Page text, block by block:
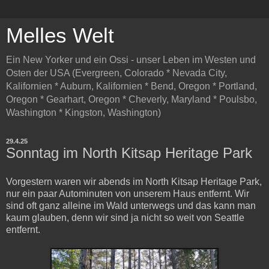
Melles Welt
Ein New Yorker und ein Ossi - unser Leben im Westen und
Osten der USA (Evergreen, Colorado * Nevada City,
Kalifornien * Auburn, Kalifornien * Bend, Oregon * Portland,
Oregon * Gearhart, Oregon * Cheverly, Maryland * Poulsbo,
Washington * Kingston, Washington)
29.4.25
Sonntag im North Kitsap Heritage Park
Vorgestern waren wir abends im North Kitsap Heritage Park,
nur ein paar Autominuten von unserem Haus entfernt. Wir
sind oft ganz alleine im Wald unterwegs und das kann man
kaum glauben, denn wir sind ja nicht so weit von Seattle
entfernt.